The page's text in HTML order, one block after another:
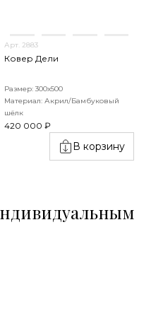
Арт. 2883
Ковер Дели
Размер: 300х500
Материал: Акрил/Бамбуковый
шёлк
420 000 ₽
В корзину